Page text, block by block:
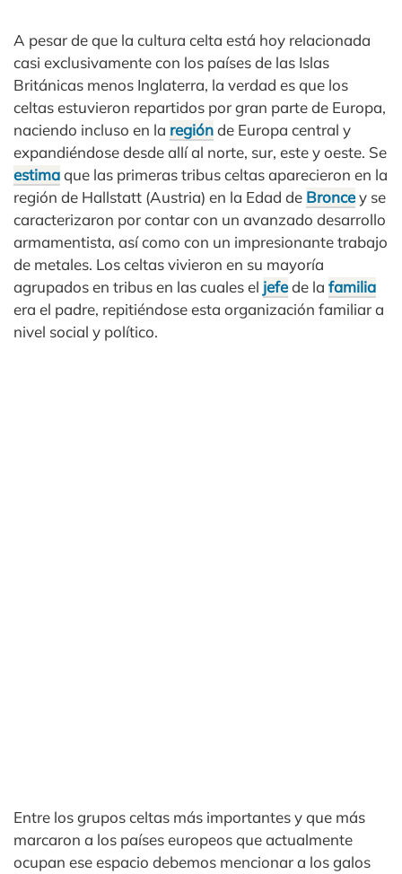
A pesar de que la cultura celta está hoy relacionada
casi exclusivamente con los países de las Islas
Británicas menos Inglaterra, la verdad es que los
celtas estuvieron repartidos por gran parte de Europa,
naciendo incluso en la regiónde Europa central y
expandiéndose desde allí al norte, sur, este y oeste. Se
estimaque las primeras tribus celtas aparecieron en la
región de Hallstatt (Austria) en la Edad de Broncey se
caracterizaron por contar con un avanzado desarrollo
armamentista, así como con un impresionante trabajo
de metales. Los celtas vivieron en su mayoría
agrupados en tribus en las cuales el jefede la familia
era el padre, repitiéndose esta organización familiar a
nivel social y político.
Entre los grupos celtas más importantes y que más
marcaron a los países europeos que actualmente
ocupan ese espacio debemos mencionar a los galos